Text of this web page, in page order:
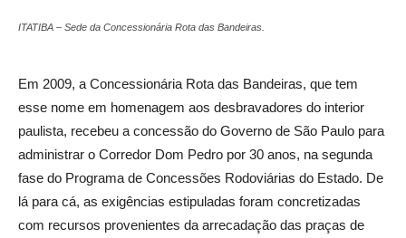
ITATIBA – Sede da Concessionária Rota das Bandeiras.
Em 2009, a Concessionária Rota das Bandeiras, que tem
esse nome em homenagem aos desbravadores do interior
paulista, recebeu a concessão do Governo de São Paulo para
administrar o Corredor Dom Pedro por 30 anos, na segunda
fase do Programa de Concessões Rodoviárias do Estado. De
lá para cá, as exigências estipuladas foram concretizadas
com recursos provenientes da arrecadação das praças de